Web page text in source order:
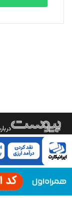
بابک
تحریریه
صاحب امتیاز:
مدیر مسئول: